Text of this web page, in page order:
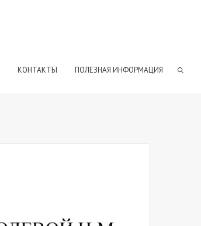
КОНТАКТЫ ПОЛЕЗНАЯ ИНФОРМАЦИЯ